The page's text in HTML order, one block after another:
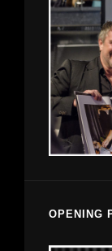
OPENING